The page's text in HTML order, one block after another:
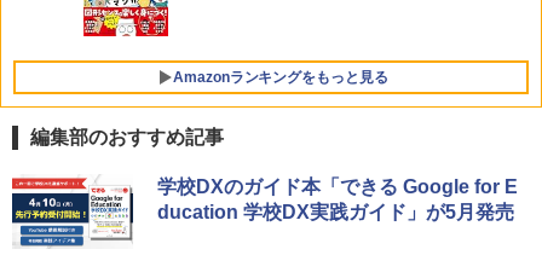
Amazonランキングをもっと見る
1
Amazon Fire HD 10 キッズモデル (10イ
ンチ) ピンク 対象年齢3歳から 数千点の
キッズコンテンツが1年間使い放題
1
タッチペンで音が聞ける!はじめてずかん
1000 英語つき ([バラエティ])
1
ThinkFun ボードゲーム 「サーキット・
メイズ」 配線回路をプログラミングする
日本語説明書付 8歳~ 76341 誕生日 クリ
編集部のおすすめ記事
学校DXのガイド本「できる Google for E
ducation 学校DX実践ガイド」が5月発売